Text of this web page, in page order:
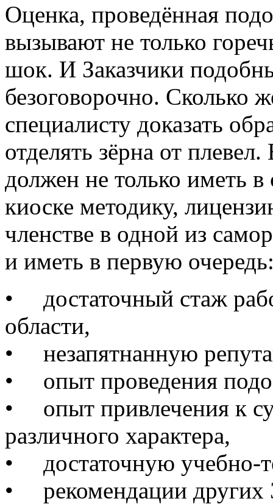
Оценка, проведённая
вызывают не только
шок. И Заказчики
безоговорочно. Сколько
специалисту доказать
отделять зёрна от
должен не только иметь
киоске методику,
членстве в одной из
и иметь в первую
• достаточный стаж
области,
• незапятнанную
• опыт проведения
• опыт привлечения к
различного характера,
• достаточную учебно-
• рекомендации других